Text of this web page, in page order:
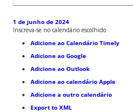
1 de junho de 2024
Inscreva-se no calendário escolhido
Adicione ao Calendário Timely
Adicione ao Google
Adicione ao Outlook
Adicione ao calendário Apple
Adicione a outro calendário
Export to XML